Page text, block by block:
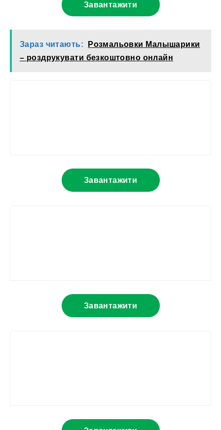
Завантажити
Зараз читають:
Розмальовки Малышарики
– роздрукувати безкоштовно онлайн
Завантажити
Завантажити